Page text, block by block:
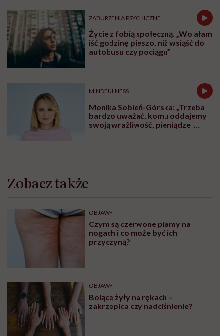
ZABURZENIA PSYCHICZNE
Życie z fobią społeczną. „Wolałam
iść godzinę pieszo, niż wsiąść do
autobusu czy pociągu”
MINDFULNESS
Monika Sobień-Górska: „Trzeba
bardzo uważać, komu oddajemy
swoją wrażliwość, pieniądze i
Zobacz także
OBJAWY
Czym są czerwone plamy na
nogach i co może być ich
przyczyną?
OBJAWY
Bolące żyły na rękach –
zakrzepica czy nadciśnienie?